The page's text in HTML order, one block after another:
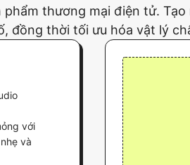
thương mại điện tử.
đồng thời tối ưu hóa vật lý
với
và